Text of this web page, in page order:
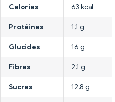
Calories 63 kcal
Protéines 1,1 g
Glucides 16 g
Fibres 2,1 g
Sucres 12,8 g